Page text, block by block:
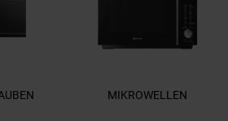
MIKROWELLEN